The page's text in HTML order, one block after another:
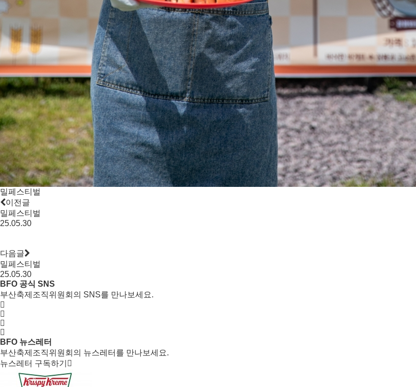
밀페스티벌
이전글
밀페스티벌
25.05.30
다음글
밀페스티벌
25.05.30
BFO 공식 SNS
부산축제조직위원회의 SNS를 만나보세요.
BFO 뉴스레터
부산축제조직위원회의 뉴스레터를 만나보세요.
뉴스레터 구독하기